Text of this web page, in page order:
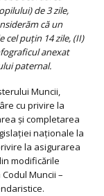
de 3 zile,
că un
cel puţin 14 zile, (II)
anexat
paternal.
Muncii,
cu privire la
și completarea
naționale la
la asigurarea
modificările
Muncii –